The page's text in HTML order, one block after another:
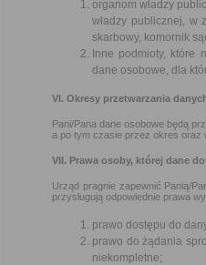
organom władzy
władzy publicznej, w
skarbowy, komornik
Inne podmioty, które
dane osobowe, dla
VI. Okresy przetwarzania
Pani/Pana dane osobowe będą
a po tym czasie przez okres oraz
VII. Prawa osoby, której dane
Urząd pragnie zapewnić Panią/
przysługują odpowiednie prawa
prawo dostępu do
prawo do żądania
niekompletne;